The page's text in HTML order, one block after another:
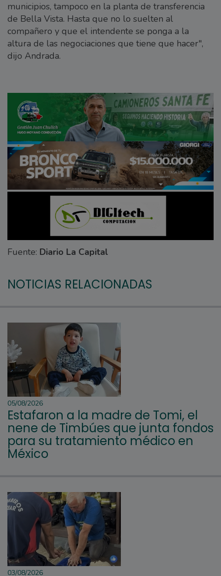
municipios, tampoco en la planta de transferencia
de Bella Vista. Hasta que no lo suelten al
compañero y que el intendente se ponga a la
altura de las negociaciones que tiene que hacer",
dijo Andrada.
Fuente: Diario La Capital
NOTICIAS RELACIONADAS
05/08/2026
Estafaron a la madre de Tomi, el
nene de Timbúes que junta fondos
para su tratamiento médico en
México
03/08/2026